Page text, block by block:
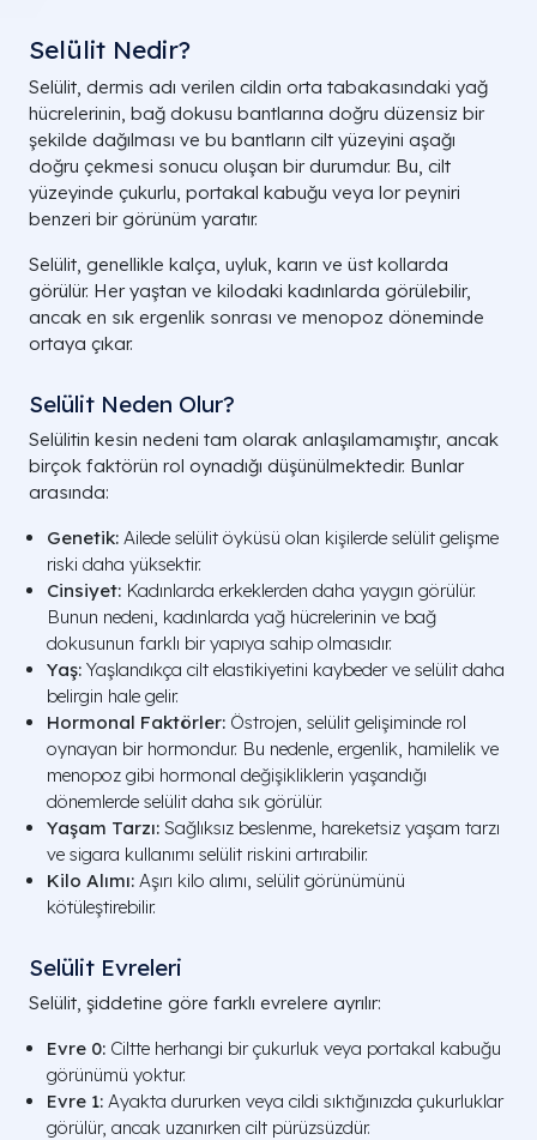
Selülit Nedir?
Selülit, dermis adı verilen cildin orta tabakasındaki yağ
hücrelerinin, bağ dokusu bantlarına doğru düzensiz bir
şekilde dağılması ve bu bantların cilt yüzeyini aşağı
doğru çekmesi sonucu oluşan bir durumdur. Bu, cilt
yüzeyinde çukurlu, portakal kabuğu veya lor peyniri
benzeri bir görünüm yaratır.
Selülit, genellikle kalça, uyluk, karın ve üst kollarda
görülür. Her yaştan ve kilodaki kadınlarda görülebilir,
ancak en sık ergenlik sonrası ve menopoz döneminde
ortaya çıkar.
Selülit Neden Olur?
Selülitin kesin nedeni tam olarak anlaşılamamıştır, ancak
birçok faktörün rol oynadığı düşünülmektedir. Bunlar
arasında:
Genetik: Ailede selülit öyküsü olan kişilerde selülit gelişme
riski daha yüksektir.
Cinsiyet: Kadınlarda erkeklerden daha yaygın görülür.
Bunun nedeni, kadınlarda yağ hücrelerinin ve bağ
dokusunun farklı bir yapıya sahip olmasıdır.
Yaş: Yaşlandıkça cilt elastikiyetini kaybeder ve selülit daha
belirgin hale gelir.
Hormonal Faktörler: Östrojen, selülit gelişiminde rol
oynayan bir hormondur. Bu nedenle, ergenlik, hamilelik ve
menopoz gibi hormonal değişikliklerin yaşandığı
dönemlerde selülit daha sık görülür.
Yaşam Tarzı: Sağlıksız beslenme, hareketsiz yaşam tarzı
ve sigara kullanımı selülit riskini artırabilir.
Kilo Alımı: Aşırı kilo alımı, selülit görünümünü
kötüleştirebilir.
Selülit Evreleri
Selülit, şiddetine göre farklı evrelere ayrılır:
Evre 0: Ciltte herhangi bir çukurluk veya portakal kabuğu
görünümü yoktur.
Evre 1: Ayakta dururken veya cildi sıktığınızda çukurluklar
görülür, ancak uzanırken cilt pürüzsüzdür.